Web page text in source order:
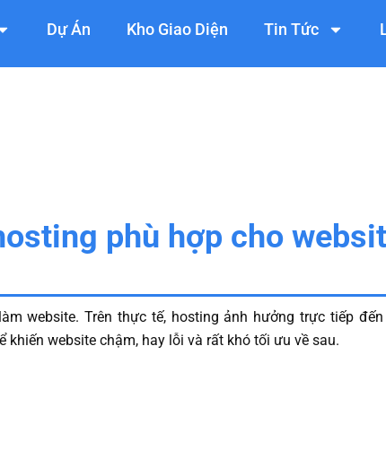
Dự Án Kho Giao Diện Tin Tức
phù hợp cho
website. Trên thực tế, hosting ảnh hưởng trực tiếp
khiến website chậm, hay lỗi và rất khó tối ưu về sau.